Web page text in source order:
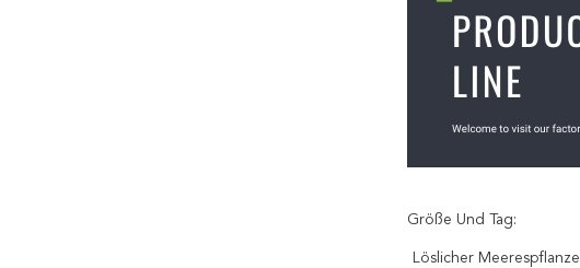
Größe Und Tag:
Löslicher